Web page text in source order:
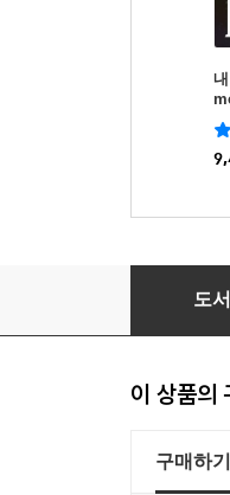
전도서에
도
이 상품의
구매하기